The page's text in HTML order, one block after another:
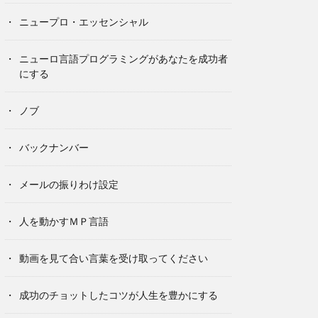
ニュープロ・エッセンシャル
ニューロ言語プログラミングがあなたを成功者
にする
ノブ
バックナンバー
メールの振りわけ設定
人を動かすＭＰ言語
動画を見て合い言葉を受け取ってください
成功のチョットしたコツが人生を豊かにする